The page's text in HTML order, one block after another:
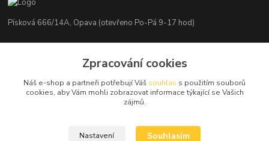
Písková 666/14A, Opava (otevřeno Po-Pá 9-17 hod)
+420 776 839 986
info@nosice.com
Zpracování cookies
Náš e-shop a partneři potřebují Váš souhlas s použitím souborů
cookies, aby Vám mohli zobrazovat informace týkající se Vašich
zájmů.
Nastavení Souhlasím